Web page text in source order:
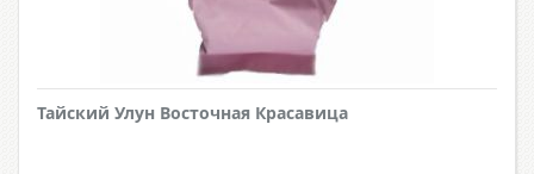
Тайский Улун Восточная Красавица